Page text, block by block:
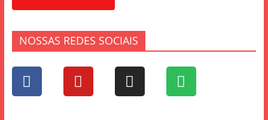
NOSSAS REDES SOCIAIS